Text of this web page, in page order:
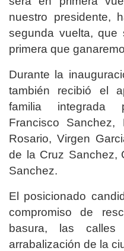
nuestro presidente,
segunda vuelta,
primera que
Durante la
también recibió el
familia integrada
Francisco Sanchez,
Rosario, Virgen
de la Cruz Sanchez,
Sanchez.
El posicionado
compromiso de
basura, las
arrabalización de la